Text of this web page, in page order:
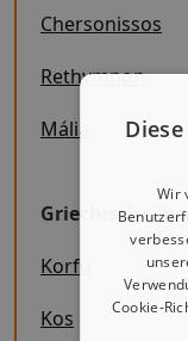
Chersonissos
Rethymnon
Mália
Griechische
Korfu
Kos
Wir
Cookie-